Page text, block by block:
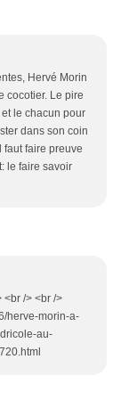
Hervé Morin
cocotier. Le pire
le chacun pour
dans son coin
faire preuve
le faire savoir
<br /> <br />
herve-morin-a-
au-